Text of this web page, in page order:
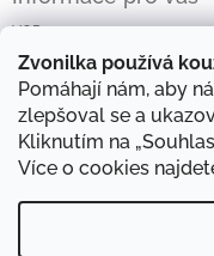
Zvonilka používá
Pomáhají nám, aby
zlepšoval se a
Kliknutím na
Více o cookies
VOP
GDPR
Kontakty